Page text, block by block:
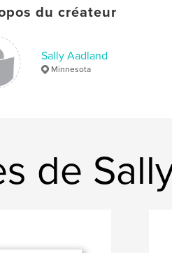
du créateur
Sally Aadland
Minnesota
de